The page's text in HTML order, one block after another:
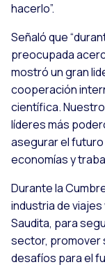
hacerlo”.
Señaló que
preocupada
mostró un gran
cooperación
científica.
líderes más
asegurar el futuro
economías y
Durante la
industria de
Saudita, para
sector, promover
desafíos para el